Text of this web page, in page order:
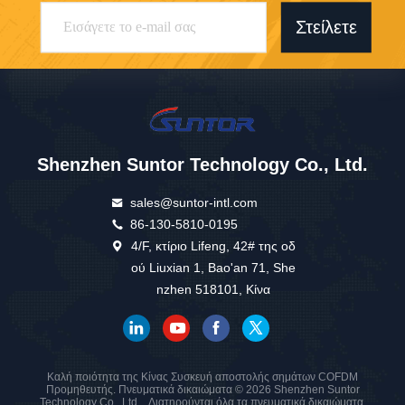
Στείλετε
Shenzhen Suntor Technology Co., Ltd.
sales@suntor-intl.com
86-130-5810-0195
4/F, κτίριο Lifeng, 42# της οδ
ού Liuxian 1, Bao'an 71, She
nzhen 518101, Κίνα
Καλή ποιότητα της Κίνας Συσκευή αποστολής σημάτων COFDM
Προμηθευτής. Πνευματικά δικαιώματα © 2026 Shenzhen Suntor